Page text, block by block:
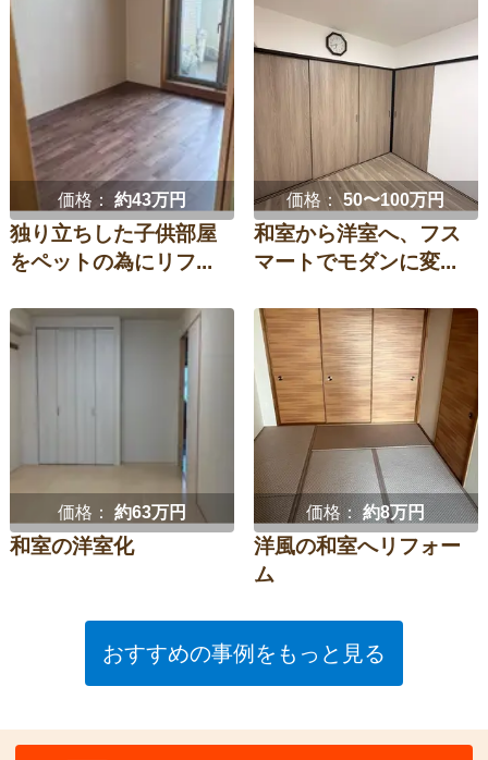
価格：約43万円
独り立ちした子供部屋
をペットの為にリフ...
価格：50〜100万円
和室から洋室へ、フス
マートでモダンに変...
価格：約63万円
和室の洋室化
価格：約8万円
洋風の和室へリフォー
ム
おすすめの事例をもっと見る